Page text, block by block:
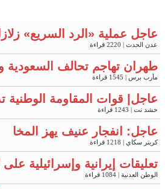
عاجل عملية «الرد السريع»
عدن الحدث | 2220 قراءة
طهران تهاجم تحالف السعودية
مأرب برس | 1545 قراءة
عاجل| قوات المقاومة الوطنية
حشد نت | 1243 قراءة
عاجل: انفجار عنيف يهز المخا
كريتر سكاي | 1218 قراءة
تعليقات إيرانية وإسرائيلية
الوطن العدنية | 1084 قراءة